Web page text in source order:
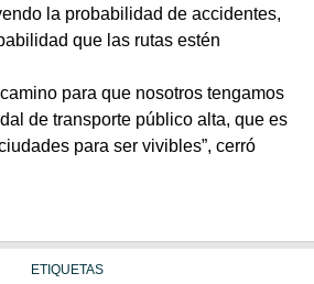
la probabilidad de accidentes,
que las rutas estén
para que nosotros tengamos
de transporte público alta, que es
para ser vivibles”, cerró
ETIQUETAS